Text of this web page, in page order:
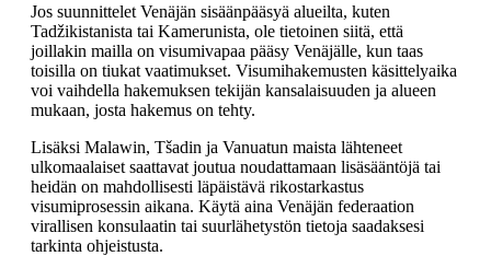
Jos suunnittelet Venäjän sisäänpääsyä alueilta, kuten
Tadžikistanista tai Kamerunista, ole tietoinen siitä, että
joillakin mailla on visumivapaa pääsy Venäjälle, kun taas
toisilla on tiukat vaatimukset. Visumihakemusten käsittelyaika
voi vaihdella hakemuksen tekijän kansalaisuuden ja alueen
mukaan, josta hakemus on tehty.
Lisäksi Malawin, Tšadin ja Vanuatun maista lähteneet
ulkomaalaiset saattavat joutua noudattamaan lisäsääntöjä tai
heidän on mahdollisesti läpäistävä rikostarkastus
visumiprosessin aikana. Käytä aina Venäjän federaation
virallisen konsulaatin tai suurlähetystön tietoja saadaksesi
tarkinta ohjeistusta.